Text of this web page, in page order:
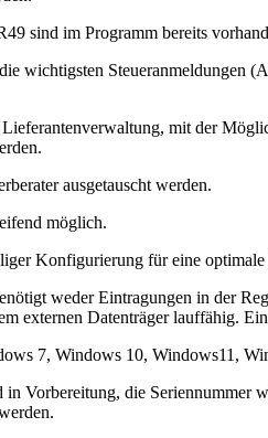
sind im Programm bereits
wichtigsten
mit der
ausgetauscht werden.
möglich.
Konfigurierung für eine
weder Eintragungen in der
externen Datenträger lauffähig.
7, Windows 10, Windows11,
Vorbereitung, die